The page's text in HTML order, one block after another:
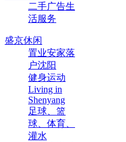
二手广告生
活服务
盛京休闲
置业安家落
户沈阳
健身运动
Living in
Shenyang
足球、篮
球、体育、
灌水